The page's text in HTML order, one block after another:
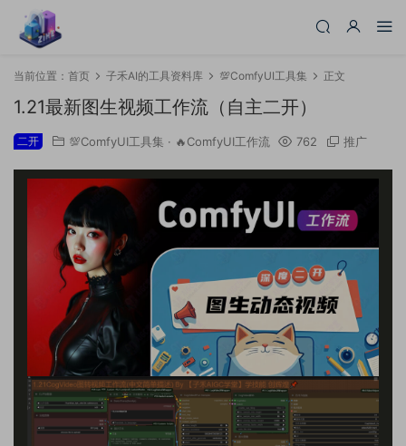
当前位置： 首页 子禾AI的工具资料库 💯ComfyUI工具集 正文
1.21最新图生视频工作流（自主二开）
二开 💯ComfyUI工具集 · 🔥ComfyUI工作流 762 推广